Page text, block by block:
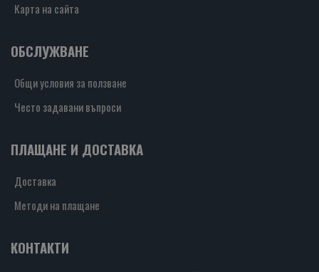
Карта на сайта
ОБСЛУЖВАНЕ
Общи условия за ползване
Често задавани въпроси
ПЛАЩАНЕ И ДОСТАВКА
Доставка
Методи на плащане
КОНТАКТИ